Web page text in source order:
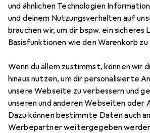
und ähnlichen Technologien
und deinem Nutzungsverhalten auf
brauchen wir, um dir bspw. ein sicheres
Basisfunktionen wie den Warenkorb
Wenn du allem zustimmst, können wir
hinaus nutzen, um dir personalisierte
unsere Webseite zu verbessern und
unseren und anderen Webseiten oder
Dazu können bestimmte Daten auch
Werbepartner weitergegeben
EUR
19,48 stattEUR
20,72
Moleskine
A5, Liniert, Harter
Zubehör für Moleskine